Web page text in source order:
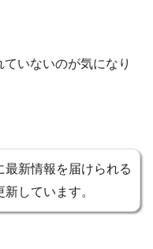
いないのが気になり
最新情報を届けられる
しています。